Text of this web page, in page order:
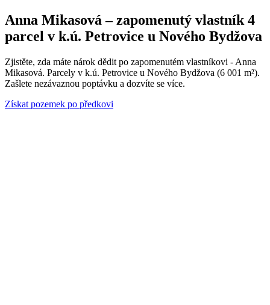
Anna Mikasová – zapomenutý vlastník 4
parcel v k.ú. Petrovice u Nového Bydžova
Zjistěte, zda máte nárok dědit po zapomenutém vlastníkovi - Anna
Mikasová. Parcely v k.ú. Petrovice u Nového Bydžova (6 001 m²).
Zašlete nezávaznou poptávku a dozvíte se více.
Získat pozemek po předkovi